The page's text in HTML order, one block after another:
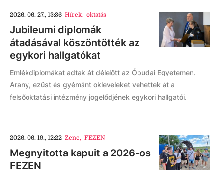
2026. 06. 27., 13:36 Hírek, oktatás
Jubileumi diplomák
átadásával köszöntötték az
egykori hallgatókat
Emlékdiplomákat adtak át délelőtt az Óbudai Egyetemen.
Arany, ezüst és gyémánt okleveleket vehettek át a
felsőoktatási intézmény jogelődjének egykori hallgatói.
2026. 06. 19., 12:22 Zene, FEZEN
Megnyitotta kapuit a 2026-os
FEZEN